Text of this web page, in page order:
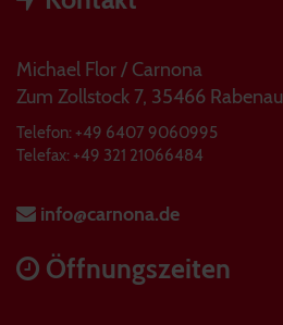
Michael Flor / Carnona
Zum Zollstock 7, 35466 Rabenau
Telefon: +49 6407 9060995
Telefax: +49 321 21066484
info@carnona.de
Öffnungszeiten